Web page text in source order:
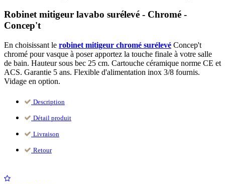
Robinet mitigeur lavabo surélevé - Chromé -
Concep't
En choisissant le robinet mitigeur chromé surélevé Concep't
chromé pour vasque à poser apportez la touche finale à votre salle
de bain. Hauteur sous bec 25 cm. Cartouche céramique norme CE et
ACS. Garantie 5 ans. Flexible d'alimentation inox 3/8 fournis.
Vidage en option.
Description
Détail produit
Livraison
Retour